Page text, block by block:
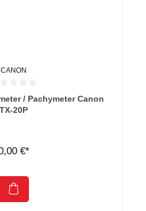
CANON
von 0 von 5 Sternen
/ Pachymeter Canon
TX-20P
€*